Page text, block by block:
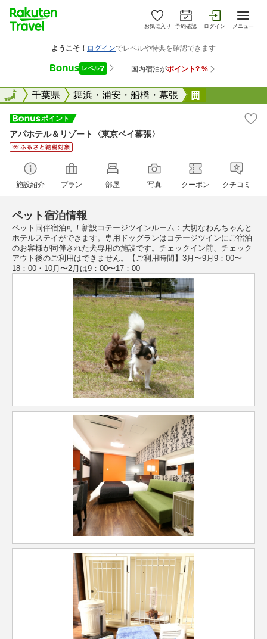
お気に入り 予約確認 ログイン メニュー
全国千葉県 舞浜・浦安・船橋・幕張
全国
アパホテル＆リゾート〈東京ベイ幕張〉
施設紹介 プラン 部屋 写真 クーポン クチコミ
ペット宿泊情報
ペット同伴宿泊可！新設コテージツインルーム：大切なわんちゃんと
ホテルステイができます。専用ドッグランはコテージツインにご宿泊
のお客様が同伴された犬専用の施設です。チェックイン前、チェック
アウト後のご利用はできません。【ご利用時間】3月〜9月9：00〜
18：00・10月〜2月は9：00〜17：00